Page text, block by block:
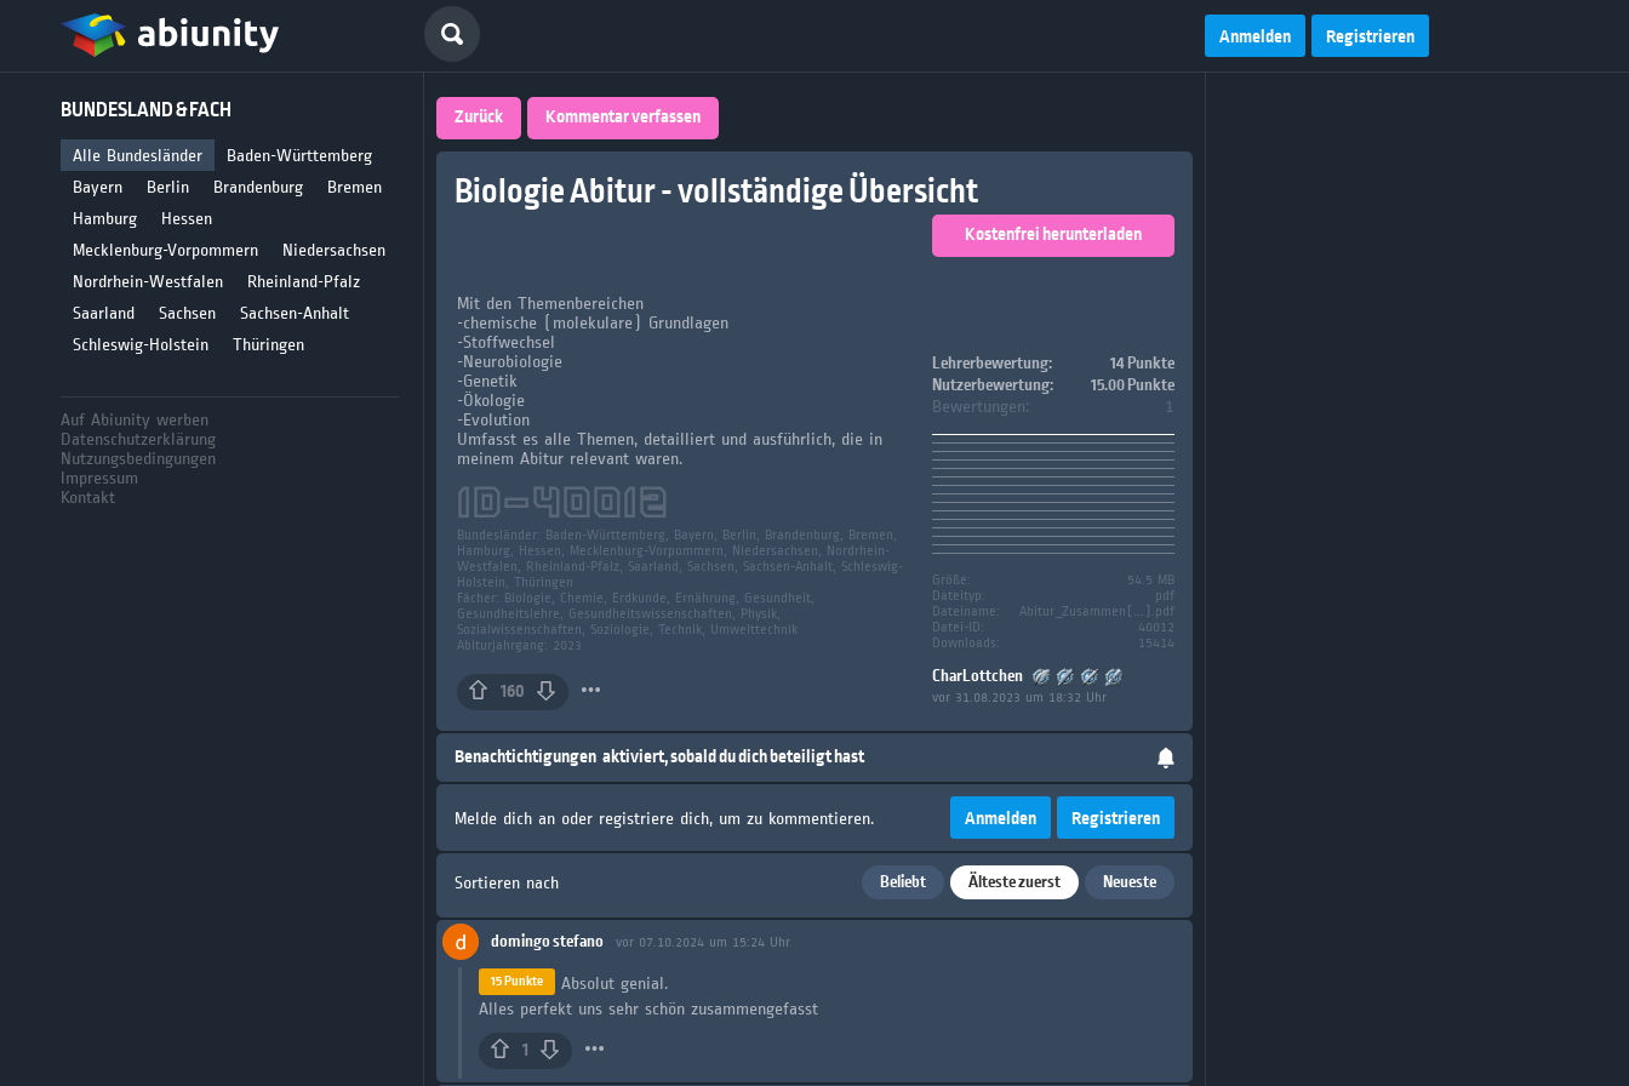
Anmelden Registrieren
BUNDESLAND & FACH
Alle Bundesländer
Baden-Württemberg
Bayern
Berlin Brandenburg
Bremen
Hamburg
Hessen
Mecklenburg-Vorpommern
Niedersachsen
Nordrhein-Westfalen
Rheinland-Pfalz
Saarland
Sachsen
Sachsen-Anhalt
Schleswig-Holstein
Thüringen
Auf Abiunity werben
Datenschutzerklärung
Nutzungsbedingungen
Impressum
Kontakt
Deutschlands
größte Plattform
für Abiturienten
Zurück Kommentar verfassen
Biologie Abitur - vollständige Übersicht
Kostenfrei herunterladen
Lehrerbewertung:
14 Punkte
Nutzerbewertung:
15.00 Punkte
Bewertungen: 1
Größe:
54.5 MB
Dateityp:
pdf
Dateiname:
Abitur_Zusammen[...].pdf
Datei-ID:
40012
Downloads:
15414
CharLottchen
vor 31.08.2023 um 18:32 Uhr
Mit den Themenbereichen
-chemische (molekulare) Grundlagen
-Stoffwechsel
-Neurobiologie
-Genetik
-Ökologie
-Evolution
Umfasst es alle Themen, detailliert und ausführlich, die in
meinem Abitur relevant waren.
ID-40012
Bundesländer: Baden-Württemberg, Bayern, Berlin, Brandenburg, Bremen,
Hamburg, Hessen, Mecklenburg-Vorpommern, Niedersachsen, Nordrhein-
Westfalen, Rheinland-Pfalz, Saarland, Sachsen, Sachsen-Anhalt, Schleswig-
Holstein, Thüringen
Fächer: Biologie, Chemie, Erdkunde, Ernährung, Gesundheit,
Gesundheitslehre, Gesundheitswissenschaften, Physik,
Sozialwissenschaften, Soziologie, Technik, Umwelttechnik
Abiturjahrgang: 2023
160
Benachtichtigungen aktiviert, sobald du dich beteiligt hast
Melde dich an oder registriere dich, um zu kommentieren. Anmelden Registrieren
Sortieren nach Beliebt Älteste zuerst Neueste
domingo stefano vor 07.10.2024 um 15:24 Uhr
15 Punkte
Absolut genial.
Alles perfekt uns sehr schön zusammengefasst
1